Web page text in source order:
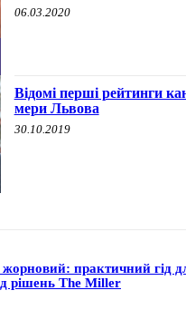
06.03.2020
Відомі перші рейтинги
мери Львова
30.10.2019
практичний гід
рішень The Miller